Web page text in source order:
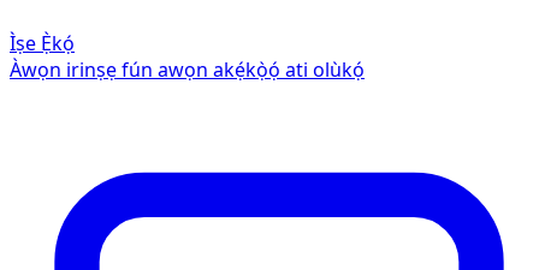
Ìṣe Ẹ̀kọ́
Àwọn irinṣẹ fún awọn akẹ́kọ̀ọ́ ati olùkọ́